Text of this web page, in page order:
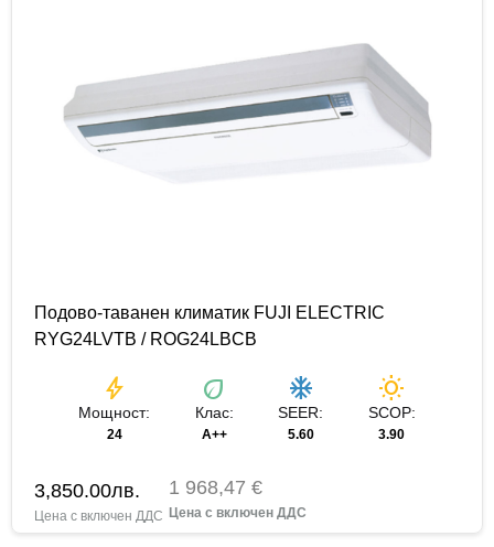
Подово-таванен климатик FUJI ELECTRIC
RYG24LVTB / ROG24LBCB
bolt
Мощност:
24
eco
Клас:
A++
ac_unit
SEER:
5.60
wb_sunny
SCOP:
3.90
3,850.00лв. 1 968,47 €